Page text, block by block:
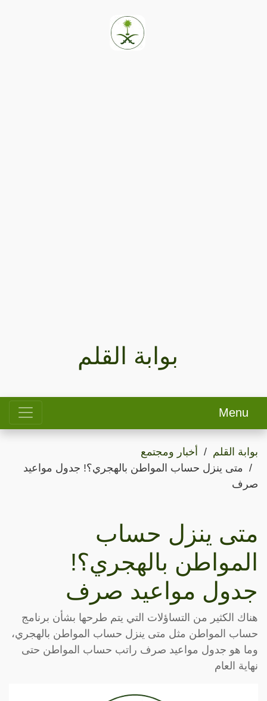
بوابة القلم
Menu
بوابة القلم
أخبار ومجتمع
متى ينزل حساب المواطن بالهجري؟! جدول مواعيد
صرف
متى ينزل حساب
المواطن بالهجري؟!
جدول مواعيد صرف
هناك الكثير من التساؤلات التي يتم طرحها بشأن برنامج
حساب المواطن مثل متى ينزل حساب المواطن بالهجري،
وما هو جدول مواعيد صرف راتب حساب المواطن حتى
نهاية العام